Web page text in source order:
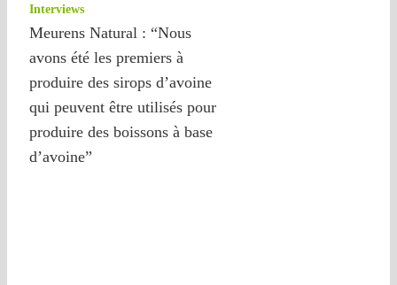
Interviews
Meurens Natural : “Nous
avons été les premiers à
produire des sirops d’avoine
qui peuvent être utilisés pour
produire des boissons à base
d’avoine”